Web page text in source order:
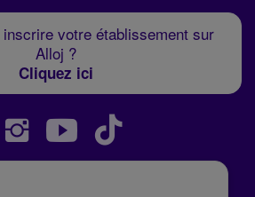
votre établissement sur
Alloj ?
Cliquez ici